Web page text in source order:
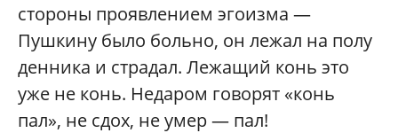
стороны проявлением эгоизма —
Пушкину было больно, он лежал на полу
денника и страдал. Лежащий конь это
уже не конь. Недаром говорят «конь
пал», не сдох, не умер — пал!